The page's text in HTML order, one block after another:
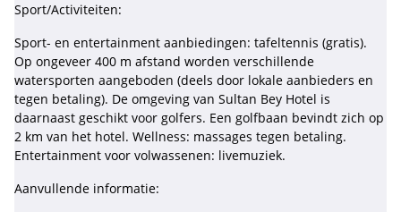
Sport/Activiteiten:
Sport- en entertainment aanbiedingen: tafeltennis (gratis).
Op ongeveer 400 m afstand worden verschillende
watersporten aangeboden (deels door lokale aanbieders en
tegen betaling). De omgeving van Sultan Bey Hotel is
daarnaast geschikt voor golfers. Een golfbaan bevindt zich op
2 km van het hotel. Wellness: massages tegen betaling.
Entertainment voor volwassenen: livemuziek.
Aanvullende informatie: